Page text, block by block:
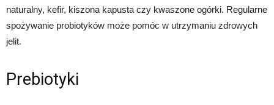
naturalny, kefir, kiszona kapusta czy kwaszone ogórki. Regularne
spożywanie probiotyków może pomóc w utrzymaniu zdrowych
jelit.
Prebiotyki